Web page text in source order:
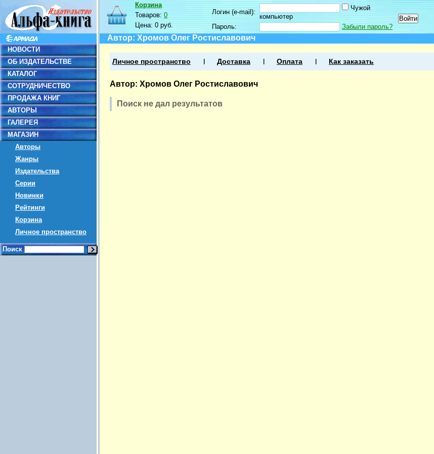
НОВОСТИ
ОБ ИЗДАТЕЛЬСТВЕ
КАТАЛОГ
СОТРУДНИЧЕСТВО
ПРОДАЖА КНИГ
АВТОРЫ
ГАЛЕРЕЯ
МАГАЗИН
Авторы
Жанры
Издательства
Серии
Новинки
Рейтинги
Корзина
Личное пространство
Поиск
Корзина
Товаров:0
Цена:0 руб.
Логин (e-mail):
Чужой
компьютер
Пароль:
Забыли пароль?
Автор: Хромов Олег Ростиславович
Личное пространство Доставка Оплата Как заказать
Автор: Хромов Олег Ростиславович
Поиск не дал результатов